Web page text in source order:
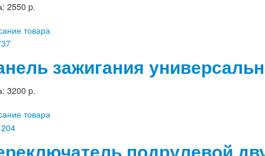
2550 p.
товара
зажигания
3200 p.
товара
подрулевой